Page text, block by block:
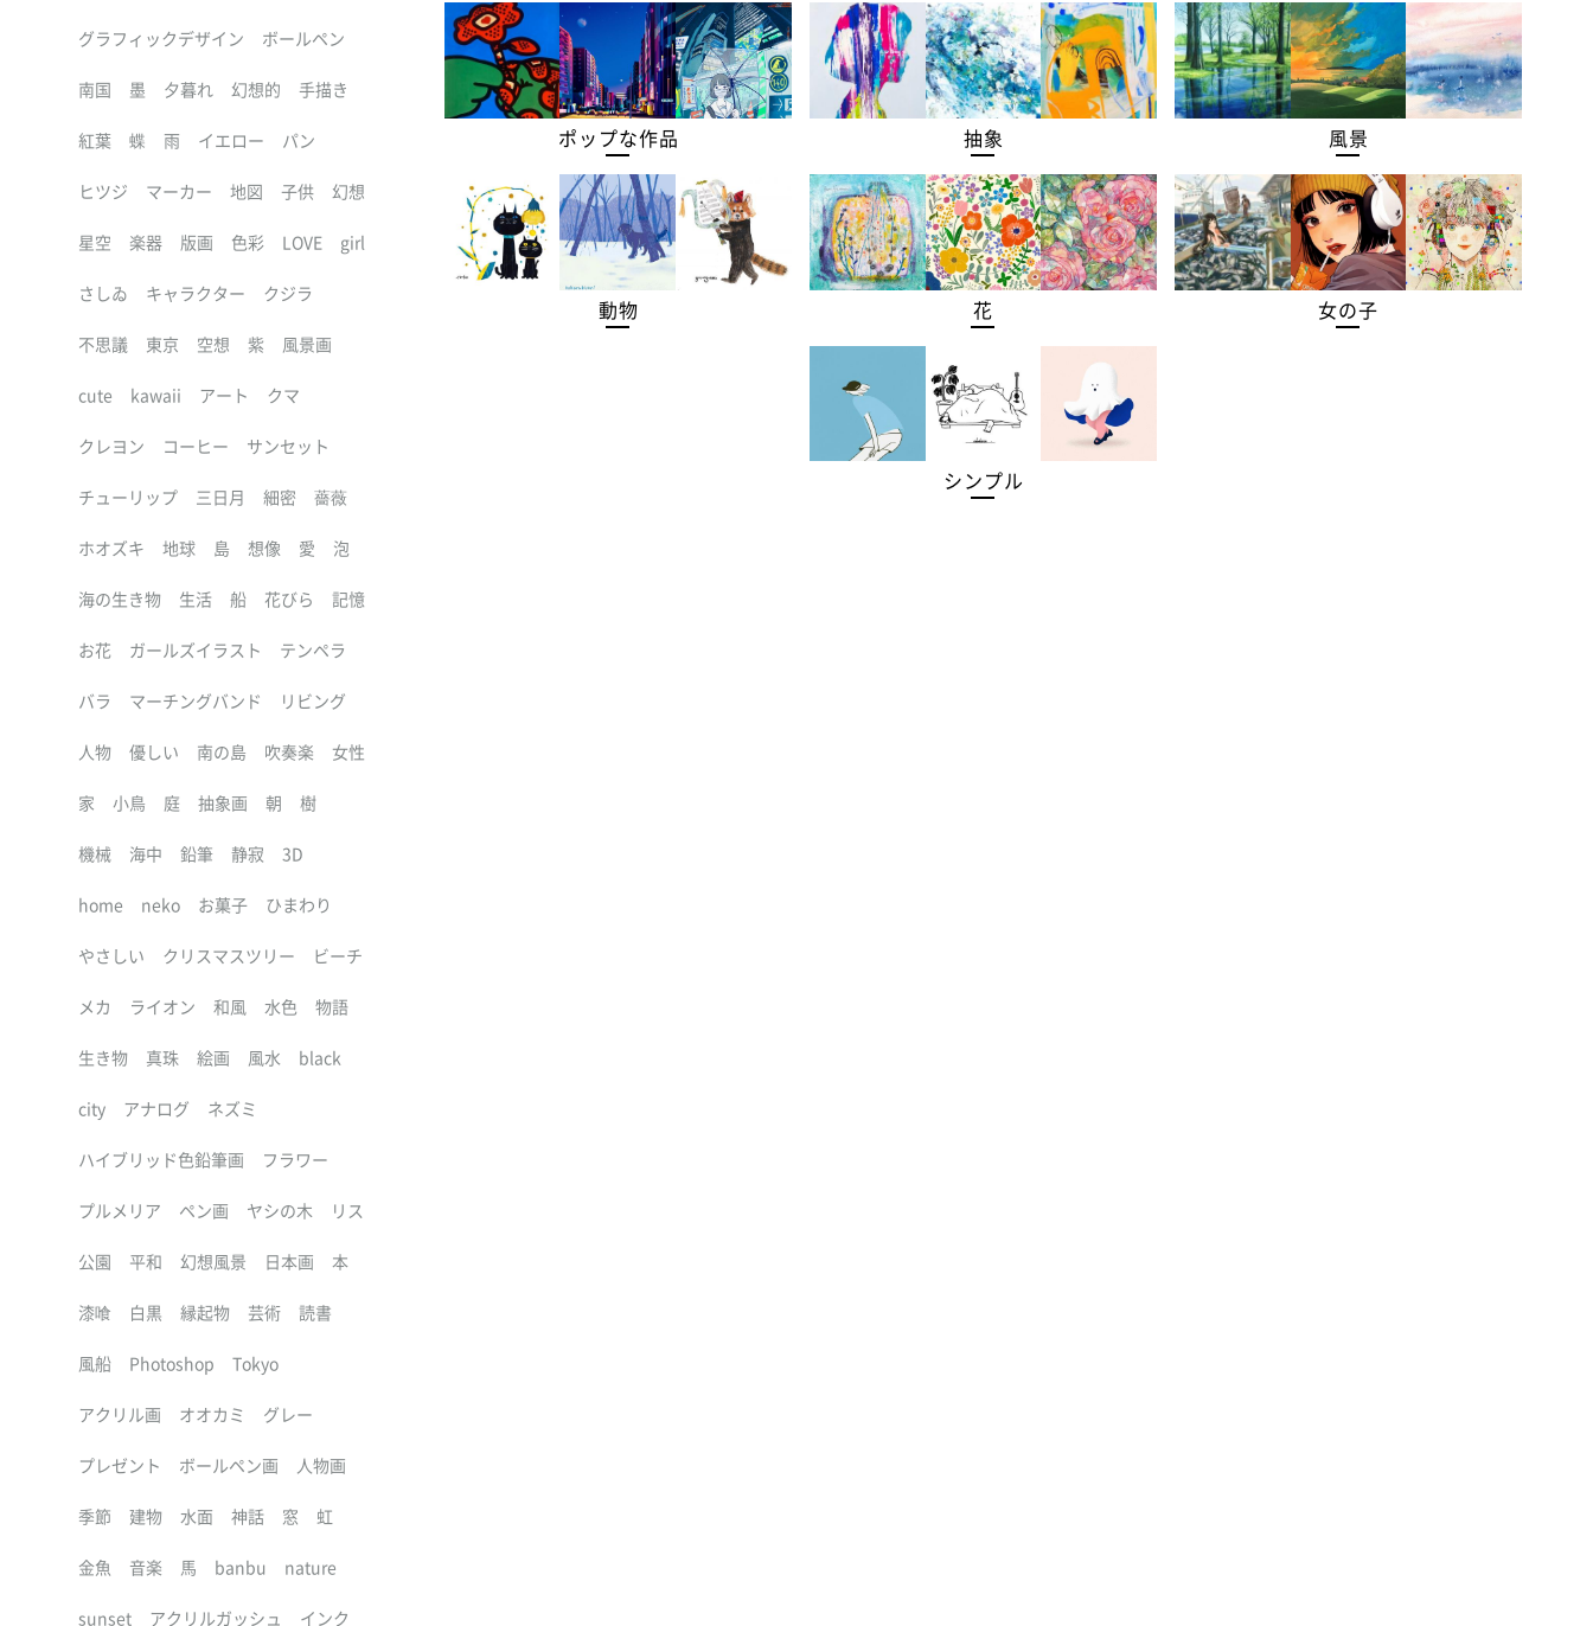
ポップな作品 抽象 風景
動物 花 女の子
シンプル
グラフィックデザイン ボールペン
南国 墨 夕暮れ 幻想的 手描き
紅葉 蝶 雨 イエロー パン
ヒツジ マーカー 地図 子供 幻想
星空 楽器 版画 色彩 LOVE girl
さしゐ キャラクター クジラ
不思議 東京 空想 紫 風景画
cute kawaii アート クマ
クレヨン コーヒー サンセット
チューリップ 三日月 細密 薔薇
ホオズキ 地球 島 想像 愛 泡
海の生き物 生活 船 花びら 記憶
お花 ガールズイラスト テンペラ
バラ マーチングバンド リビング
人物 優しい 南の島 吹奏楽 女性
家 小鳥 庭 抽象画 朝 樹
機械 海中 鉛筆 静寂 3D
home neko お菓子 ひまわり
やさしい クリスマスツリー ビーチ
メカ ライオン 和風 水色 物語
生き物 真珠 絵画 風水 black
city アナログ ネズミ
ハイブリッド色鉛筆画 フラワー
プルメリア ペン画 ヤシの木 リス
公園 平和 幻想風景 日本画 本
漆喰 白黒 縁起物 芸術 読書
風船 Photoshop Tokyo
アクリル画 オオカミ グレー
プレゼント ボールペン画 人物画
季節 建物 水面 神話 窓 虹
金魚 音楽 馬 banbu nature
sunset アクリルガッシュ インク